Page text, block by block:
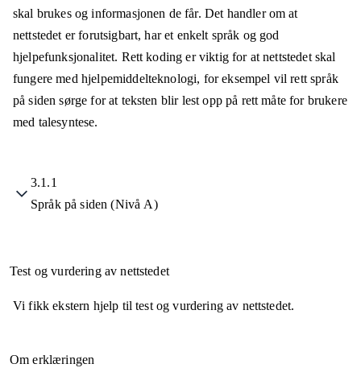
skal brukes og informasjonen de får. Det handler om at
nettstedet er forutsigbart, har et enkelt språk og god
hjelpefunksjonalitet. Rett koding er viktig for at nettstedet skal
fungere med hjelpemiddelteknologi, for eksempel vil rett språk
på siden sørge for at teksten blir lest opp på rett måte for brukere
med talesyntese.
3.1.1
Språk på siden (Nivå A)
Test og vurdering av nettstedet
Vi fikk ekstern hjelp til test og vurdering av nettstedet.
Om erklæringen